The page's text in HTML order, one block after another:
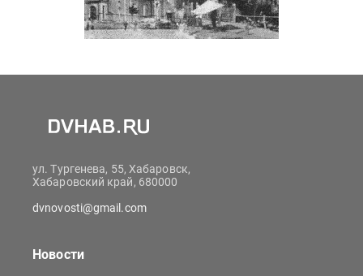
ул. Тургенева, 55, Хабаровск,
Хабаровский край, 680000
dvnovosti@gmail.com
Новости